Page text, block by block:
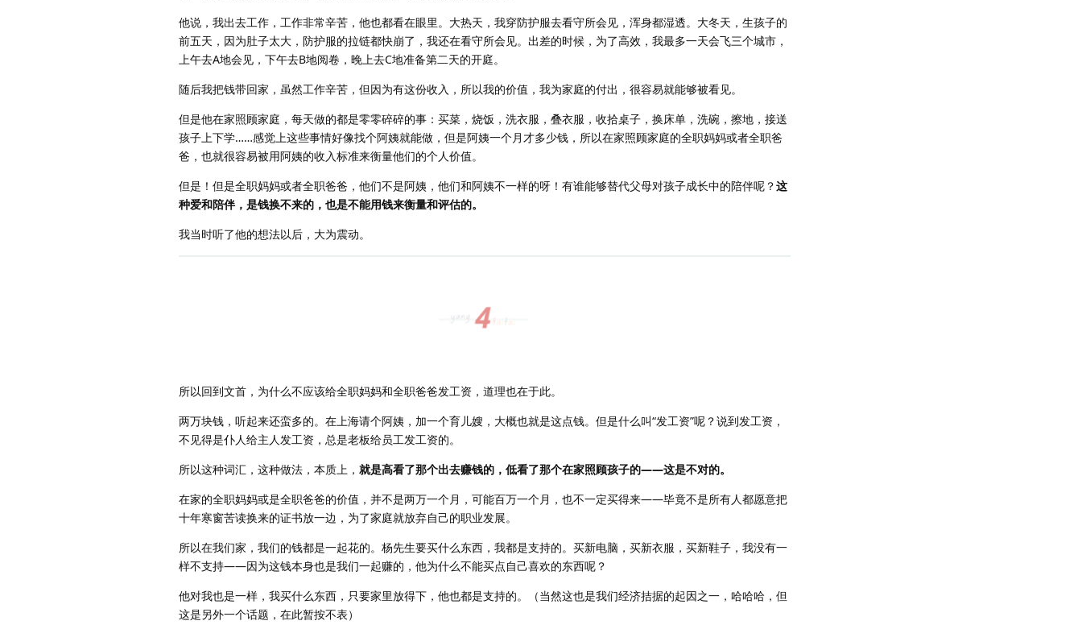
他说，我出去工作，工作非常辛苦，他也都看在眼里。大热天，我穿防护服去看守所会见，浑身都湿透。大冬天，生孩子的
前五天，因为肚子太大，防护服的拉链都快崩了，我还在看守所会见。出差的时候，为了高效，我最多一天会飞三个城市，
上午去A地会见，下午去B地阅卷，晚上去C地准备第二天的开庭。
随后我把钱带回家，虽然工作辛苦，但因为有这份收入，所以我的价值，我为家庭的付出，很容易就能够被看见。
但是他在家照顾家庭，每天做的都是零零碎碎的事：买菜，烧饭，洗衣服，叠衣服，收拾桌子，换床单，洗碗，擦地，接送
孩子上下学……感觉上这些事情好像找个阿姨就能做，但是阿姨一个月才多少钱，所以在家照顾家庭的全职妈妈或者全职爸
爸，也就很容易被用阿姨的收入标准来衡量他们的个人价值。
但是！但是全职妈妈或者全职爸爸，他们不是阿姨，他们和阿姨不一样的呀！有谁能够替代父母对孩子成长中的陪伴呢？这
种爱和陪伴，是钱换不来的，也是不能用钱来衡量和评估的。
我当时听了他的想法以后，大为震动。
所以回到文首，为什么不应该给全职妈妈和全职爸爸发工资，道理也在于此。
两万块钱，听起来还蛮多的。在上海请个阿姨，加一个育儿嫂，大概也就是这点钱。但是什么叫“发工资”呢？说到发工资，
不见得是仆人给主人发工资，总是老板给员工发工资的。
所以这种词汇，这种做法，本质上， 就是高看了那个出去赚钱的，低看了那个在家照顾孩子的——这是不对的。
在家的全职妈妈或是全职爸爸的价值，并不是两万一个月，可能百万一个月，也不一定买得来——毕竟不是所有人都愿意把
十年寒窗苦读换来的证书放一边，为了家庭就放弃自己的职业发展。
所以在我们家，我们的钱都是一起花的。杨先生要买什么东西，我都是支持的。买新电脑，买新衣服，买新鞋子，我没有一
样不支持——因为这钱本身也是我们一起赚的，他为什么不能买点自己喜欢的东西呢？
他对我也是一样，我买什么东西，只要家里放得下，他也都是支持的。（当然这也是我们经济拮据的起因之一，哈哈哈，但
这是另外一个话题，在此暂按不表）